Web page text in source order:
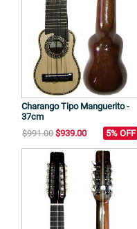
Charango Tipo Manguerito -
37cm
$991.00 $939.00 5% OFF